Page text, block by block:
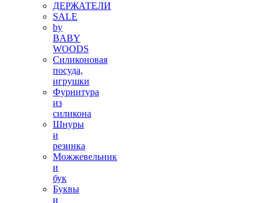
ДЕРЖАТЕЛИ
SALE
by
BABY
WOODS
Силиконовая
посуда,
игрушки
Фурнитура
из
силикона
Шнуры
и
резинка
Можжевельник
и
бук
Буквы
и